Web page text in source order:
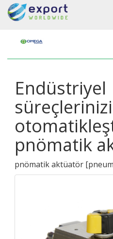
Endüstriyel
süreçlerinizi
pnömatik
pnömatik aktüatör [